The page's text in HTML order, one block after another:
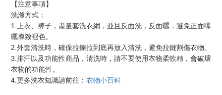
【注意事項】
洗滌方式：
1. 上衣、褲子，盡量套洗衣網，並且反面洗，反面曬，避免正面曝
曬導致褪色。
2. 外套清洗時，確保拉鍊拉到底再放入清洗，避免拉鏈割傷衣物。
3. 排汗以及功能性商品，清洗時，請不要使用衣物柔軟精，會破壞
衣物的功能性。
4. 更多洗衣知識請前往： 衣物小百科